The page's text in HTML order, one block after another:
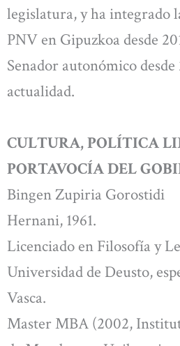
legislatura, y ha integrado
PNV en Gipuzkoa desde
Senador autonómico desde
actualidad.
CULTURA, POLÍTICA
PORTAVOCÍA DEL
Bingen Zupiria Gorostidi
Hernani, 1961.
Licenciado en Filosofía y
Universidad de Deusto,
Vasca.
Master MBA (2002,